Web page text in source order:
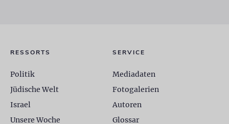
RESSORTS
Politik
Jüdische Welt
Israel
Unsere Woche
SERVICE
Mediadaten
Fotogalerien
Autoren
Glossar